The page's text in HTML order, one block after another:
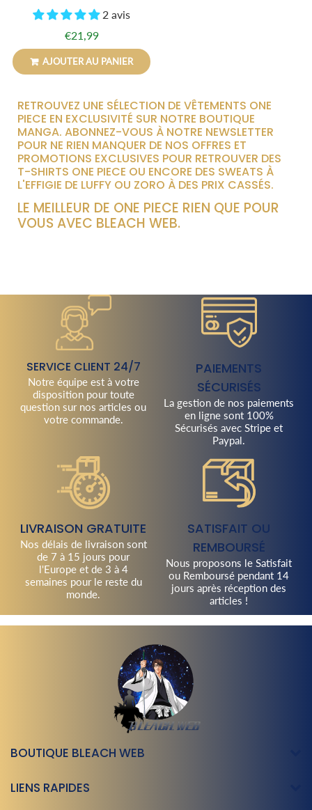
2 avis
Prix
régulier
€21,99€21,99
AJOUTER AU PANIER
RETROUVEZ UNE SÉLECTION DE VÊTEMENTS ONE
PIECE EN EXCLUSIVITÉ SUR NOTRE BOUTIQUE
MANGA. ABONNEZ-VOUS À NOTRE NEWSLETTER
POUR NE RIEN MANQUER DE NOS OFFRES ET
PROMOTIONS EXCLUSIVES POUR RETROUVER DES
T-SHIRTS ONE PIECE OU ENCORE DES SWEATS À
L'EFFIGIE DE LUFFY OU ZORO À DES PRIX CASSÉS.
LE MEILLEUR DE ONE PIECE RIEN QUE POUR
VOUS AVEC BLEACH WEB.
SERVICE CLIENT 24/7
Notre équipe est à votre
disposition pour toute
question sur nos articles ou
votre commande.
PAIEMENTS
SÉCURISÉS
La gestion de nos paiements
en ligne sont 100%
Sécurisés avec Stripe et
Paypal.
LIVRAISON GRATUITE
Nos délais de livraison sont
de 7 à 15 jours pour
l'Europe et de 3 à 4
semaines pour le reste du
monde.
SATISFAIT OU
REMBOURSÉ
Nous proposons le Satisfait
ou Remboursé pendant 14
jours après réception des
articles !
BOUTIQUE BLEACH WEB
LIENS RAPIDES